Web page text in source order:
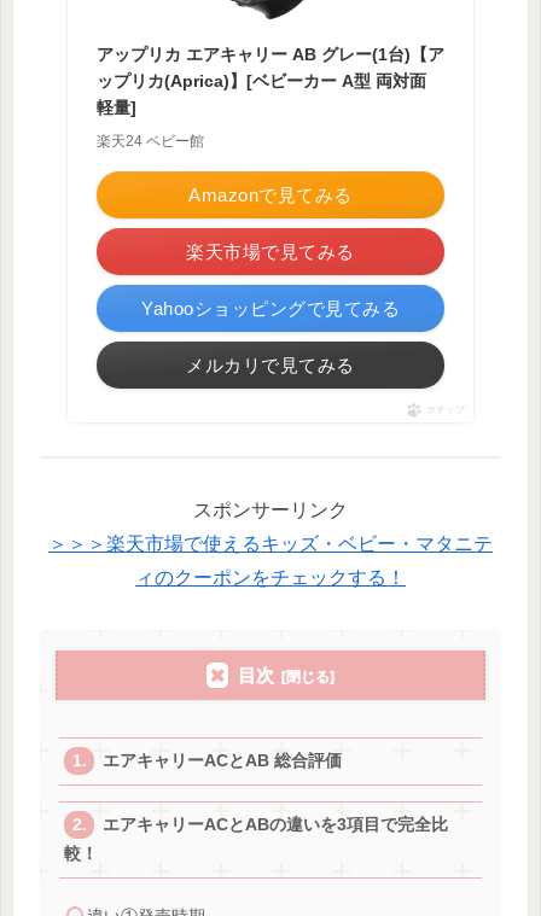
アップリカ エアキャリー AB グレー(1台)【ア
ップリカ(Aprica)】[ベビーカー A型 両対面
軽量]
楽天24 ベビー館
Amazonで見てみる
楽天市場で見てみる
Yahooショッピングで見てみる
メルカリで見てみる
ポチップ
スポンサーリンク
＞＞＞楽天市場で使えるキッズ・ベビー・マタニテ
ィのクーポンをチェックする！
目次
エアキャリーACとAB 総合評価
エアキャリーACとABの違いを3項目で完全比
較！